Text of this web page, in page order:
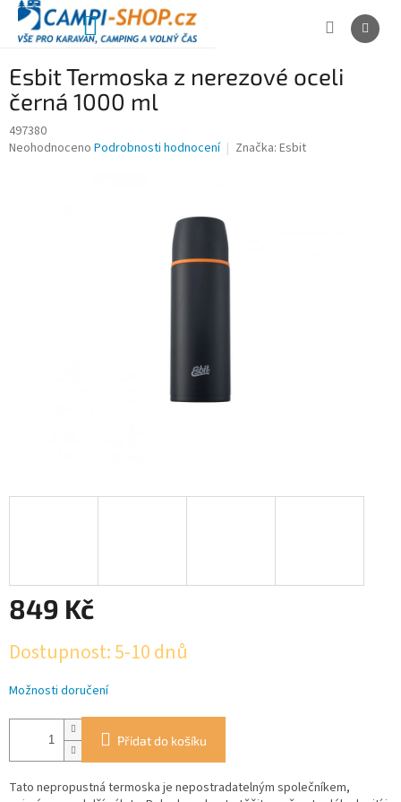
Přejít
obsah
NÁKUPNÍ
Esbit Termoska z nerezové oceli
černá 1000 ml
497380
Průměrné
Neohodnoceno Podrobnosti hodnocení Značka: Esbit
849 Kč
cena:
Dostupnost: 5-10 dnů
Možnosti doručení
Přidat do košíku
Tato nepropustná termoska je nepostradatelným společníkem,